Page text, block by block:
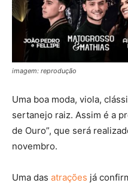
imagem: reprodução
Uma boa moda, viola,
sertanejo raiz. Assim é a
de Ouro”, que será
novembro.
Uma das atrações já